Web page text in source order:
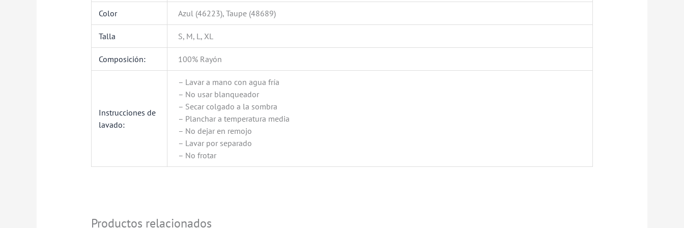
Color Azul (46223), Taupe (48689)
Talla S, M, L, XL
Composición: 100% Rayón
Instrucciones de
lavado:
– Lavar a mano con agua fría
– No usar blanqueador
– Secar colgado a la sombra
– Planchar a temperatura media
– No dejar en remojo
– Lavar por separado
– No frotar
Productos relacionados